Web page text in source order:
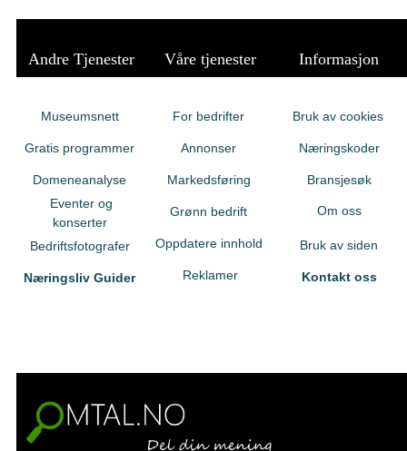
Andre Tjenester Våre tjenester Informasjon
Museumsnett
Gratis programmer
Domeneanalyse
Eventer og
konserter
Bedriftsfotografer
Næringsliv Guider
For bedrifter
Annonser
Markedsføring
Grønn bedrift
Oppdatere innhold
Reklamer
Bruk av cookies
Næringskoder
Bransjesøk
Om oss
Bruk av siden
Kontakt oss